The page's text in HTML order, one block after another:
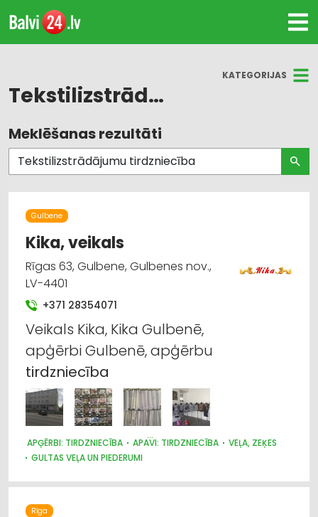
KATEGORIJAS
Tekstilizstrādājumu tirdzniecība
Visas nozares
Suvenīri, dāvanas
Reklāma
Gultas veļa un piederumi
Poligrāfijas pakalpojumi
Reklāmas izejmateriāli un iekārtas
Reklāmas suvenīri
Apavi: tirdzniecība
Apgaismes tehnikas tirdzniecība
Meklēšanas rezultāti
Gulbene
Kika, veikals
Rīgas 63, Gulbene, Gulbenes nov.,
LV-4401
+371 28354071
Veikals Kika, Kika Gulbenē,
apģērbi Gulbenē, apģērbu
tirdzniecība
APĢĒRBI: TIRDZNIECĪBA APAVI: TIRDZNIECĪBA
VEĻA, ZEĶES
GULTAS VEĻA UN PIEDERUMI
GALANTĒRIJAS PREČU TIRDZNIECĪBA
Rīga